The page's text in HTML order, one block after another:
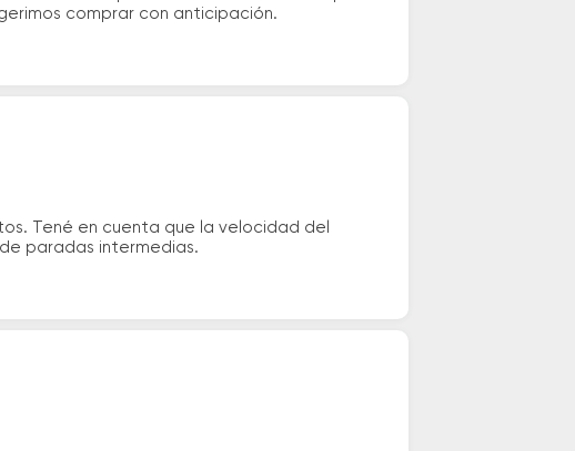
comprar con anticipación.
Tené en cuenta que la velocidad del
paradas intermedias.